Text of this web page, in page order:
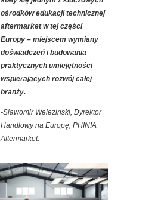
ośrodków edukacji technicznej
aftermarket w tej części
Europy – miejscem wymiany
doświadczeń i budowania
praktycznych umiejętności
wspierających rozwój całej
branży.
-Sławomir Welezinski, Dyrektor
Handlowy na Europę, PHINIA
Aftermarket.